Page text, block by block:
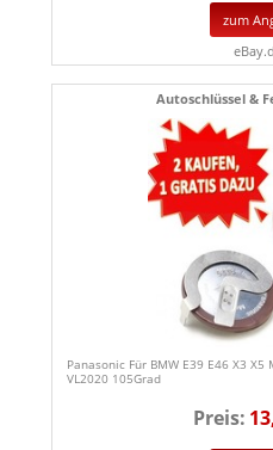
zum
Autoschlüssel &
Panasonic Für BMW E39 E46 X3
VL2020 105Grad
Preis: